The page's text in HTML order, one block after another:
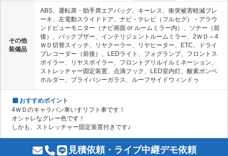
その他
装備品
ABS、運転席・助手席エアバッグ、キーレス、衝突被害軽減ブレ
ーキ、左電動スライドドア、ナビ・テレビ（フルセグ）・アラウ
ンドビューモニター（ナビ画面 or ルームミラー内）、ソナー（前
後）、バックブザー、インテリジェントルームミラー、2ＷＤ⇔4
ＷＤ切替スイッチ、リヤクーラー、リヤヒーター、ETC、ドライ
ブレコーダー（前後）、LEDライト、フォグランプ、フロントス
ポイラー、リヤスポイラー、フロントグリルイルミネーション、
ストレッチャー固定装置、点滴フック、LED室内灯、酸素ボンベ
ホルダー、プライバシーガラス、ルーフサイドウィンドゥ
おすすめポイント
4ＷＤのキャラバン車いすリフト車です！
オシャレなグレー色です！
しかも、ストレッチャー固定装置付きです♪
見積依頼・ライブ中継デモ依頼